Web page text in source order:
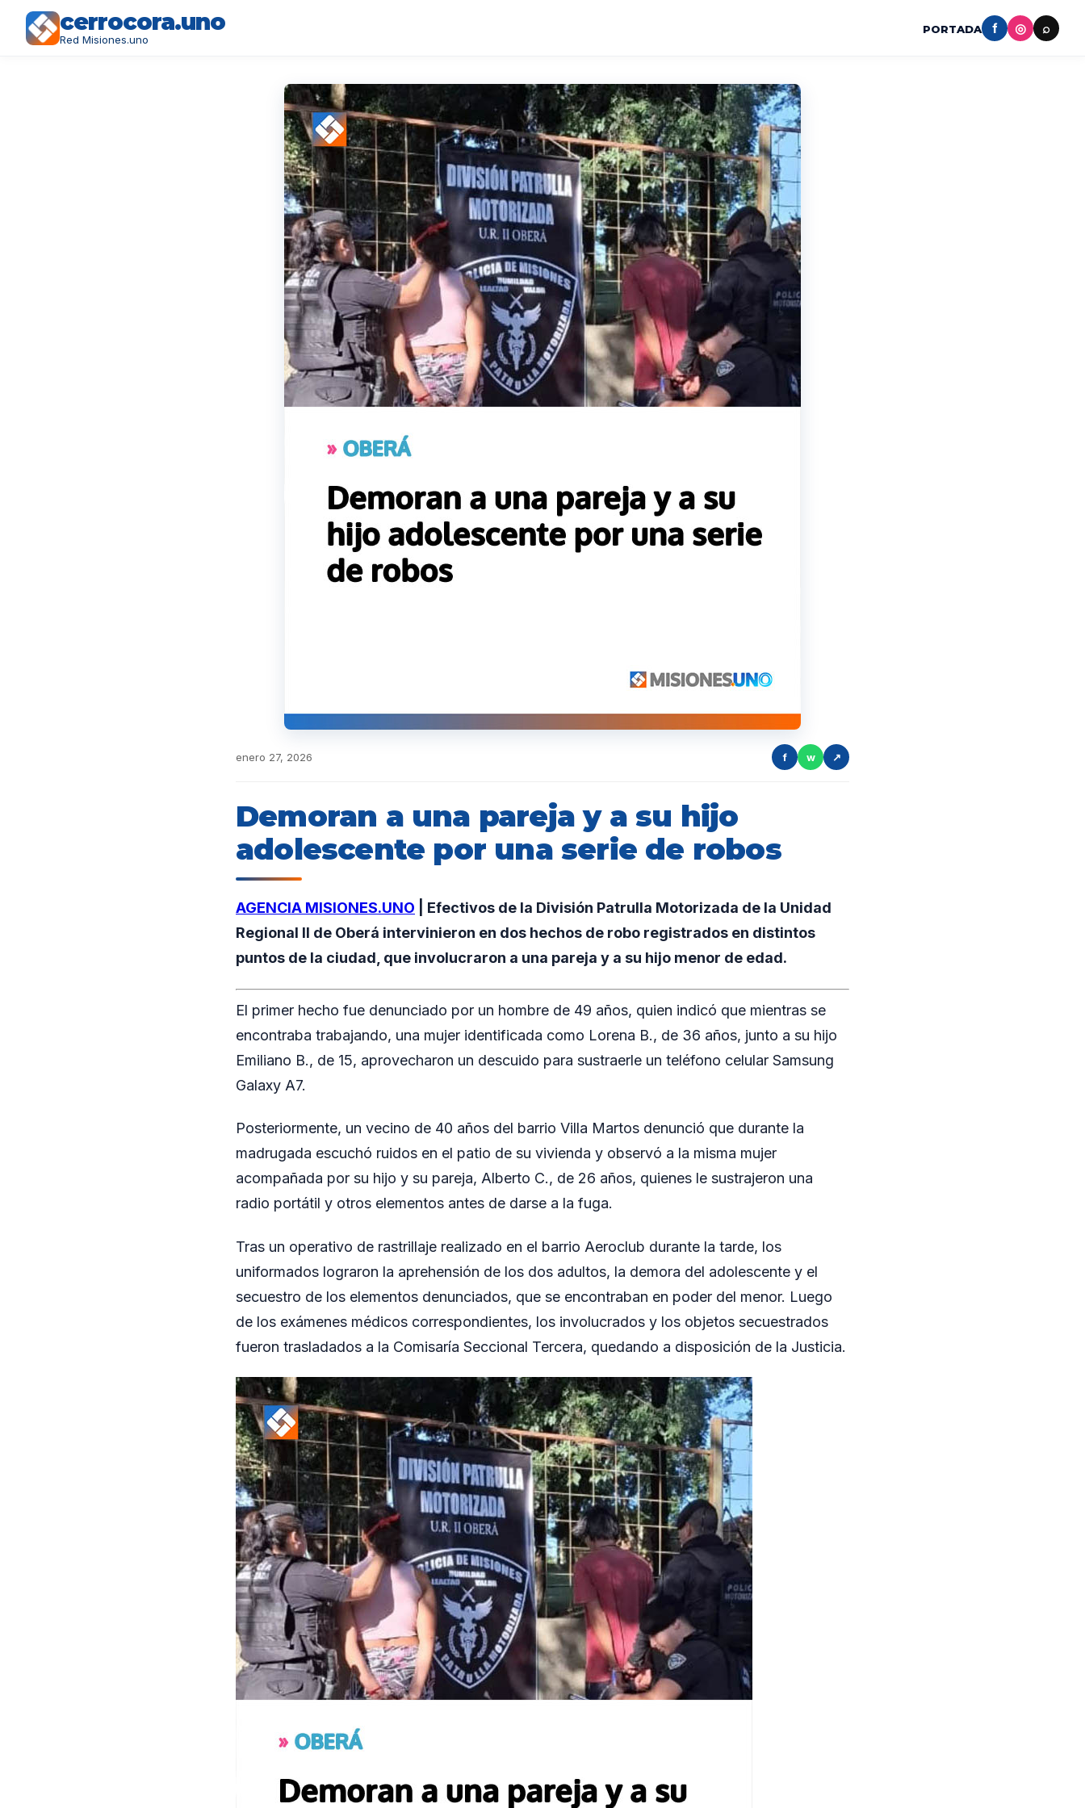
cerrocora.uno
Red Misiones.uno
PORTADA f ◎ ⌕
enero 27, 2026 f w ↗
Demoran a una pareja y a su hijo
adolescente por una serie de robos
AGENCIA MISIONES.UNO | Efectivos de la División Patrulla Motorizada de la Unidad
Regional II de Oberá intervinieron en dos hechos de robo registrados en distintos
puntos de la ciudad, que involucraron a una pareja y a su hijo menor de edad.
El primer hecho fue denunciado por un hombre de 49 años, quien indicó que mientras se
encontraba trabajando, una mujer identificada como Lorena B., de 36 años, junto a su hijo
Emiliano B., de 15, aprovecharon un descuido para sustraerle un teléfono celular Samsung
Galaxy A7.
Posteriormente, un vecino de 40 años del barrio Villa Martos denunció que durante la
madrugada escuchó ruidos en el patio de su vivienda y observó a la misma mujer
acompañada por su hijo y su pareja, Alberto C., de 26 años, quienes le sustrajeron una
radio portátil y otros elementos antes de darse a la fuga.
Tras un operativo de rastrillaje realizado en el barrio Aeroclub durante la tarde, los
uniformados lograron la aprehensión de los dos adultos, la demora del adolescente y el
secuestro de los elementos denunciados, que se encontraban en poder del menor. Luego
de los exámenes médicos correspondientes, los involucrados y los objetos secuestrados
fueron trasladados a la Comisaría Seccional Tercera, quedando a disposición de la Justicia.